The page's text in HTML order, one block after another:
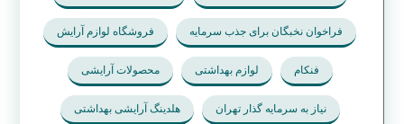
فراخوان نخبگان برای جذب سرمایه فروشگاه لوازم آرایش
فنکام لوازم بهداشتی محصولات آرایشی
نیاز به سرمایه گذار تهران هلدینگ آرایشی بهداشتی